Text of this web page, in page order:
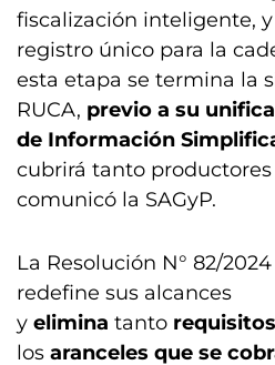
fiscalización inteligente,
registro único para la
esta etapa se termina la
RUCA, previo a su
de Información
cubrirá tanto productores
comunicó la SAGyP.
La Resolución N° 82/2024
redefine sus alcances
y elimina tanto
los aranceles que se